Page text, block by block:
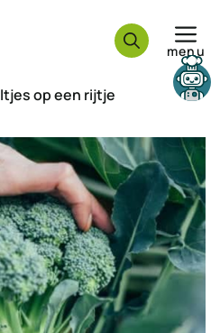
menu
op een rijtjeNeed help?